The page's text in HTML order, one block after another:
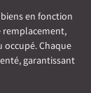
en fonction
remplacement,
occupé. Chaque
garantissant